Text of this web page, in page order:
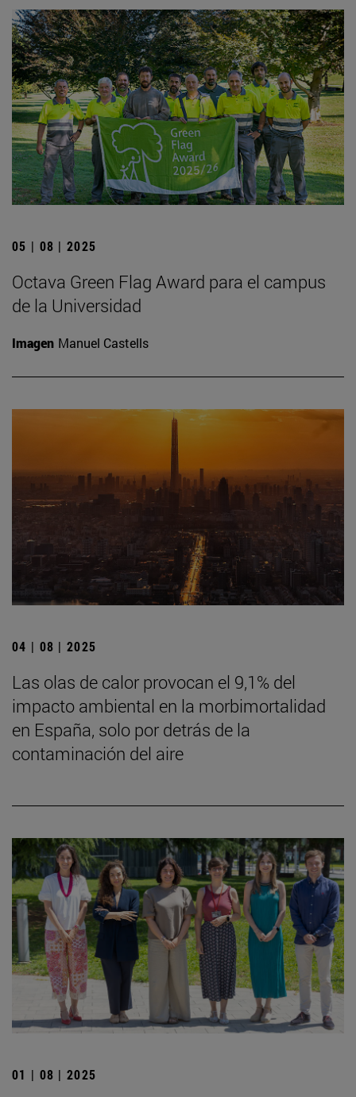
05 | 08 | 2025
Octava Green Flag Award para el campus
de la Universidad
Imagen Manuel Castells
04 | 08 | 2025
Las olas de calor provocan el 9,1% del
impacto ambiental en la morbimortalidad
en España, solo por detrás de la
contaminación del aire
01 | 08 | 2025